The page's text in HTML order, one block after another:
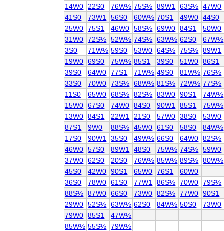
14W0
22S0 76W½ 75S½ 89W1 63S½ 47W0
41S0
73W1 56S0 60W½ 70S1 49W0 44S0
25W0 75S1 46W0 58S½ 69W0 84S1
50W0
31W0 72S½ 52W½ 74S½ 63W½ 62S0
67W½
3S0
71W½ 59S0 53W0 64S½ 75S½ 89W1
19W0 69S0 75W½ 85S1 39S0 51W0 86S1
39S0
64W0 77S1 71W½ 49S0 81W½ 76S½
33S0
70W0 73S½ 68W½ 81S½ 72W½ 77S½
11S0
65W0 68S½ 82S½ 83W0 90S1
74W½
15W0 67S0 74W0 84S0 90W1 85S1
75W½
13W0 84S1 22W1 21S0 57W0 38S0
53W0
87S1
9W0 88S½ 45W0 61S0 58S0
84W½
17S0
90W1 35S0 49W½ 66S0 64W0 82S½
46W0 57S0 89W1 48S0 75W½ 74S½ 59W0
37W0 62S0 20S0 76W½ 85W½ 89S½ 80W½
45S0
42W0 90S1 65W0 76S1
60W0
36S0
78W0 61S0 77W1 86S½ 70W0 79S½
88S½ 87W0 66S0 73W0 82S½ 77W0 90S1
29W0 52S½ 63W½ 62S0 84W½ 50S0
73W0
79W0 85S1
47W½
85W½ 55S½ 79W½